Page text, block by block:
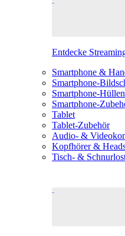
Entdecke
Smartphone &
Smartphone-
Smartphone-Hüllen
Smartphone-
Tablet
Tablet-Zubehör
Audio- &
Kopfhörer &
Tisch- &